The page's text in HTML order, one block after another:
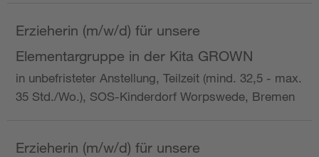
Erzieherin (m/w/d) für unsere
Elementargruppe in der Kita GROWN
in unbefristeter Anstellung, Teilzeit (mind. 32,5 - max.
35 Std./Wo.), SOS-Kinderdorf Worpswede, Bremen
Erzieherin (m/w/d) für unsere